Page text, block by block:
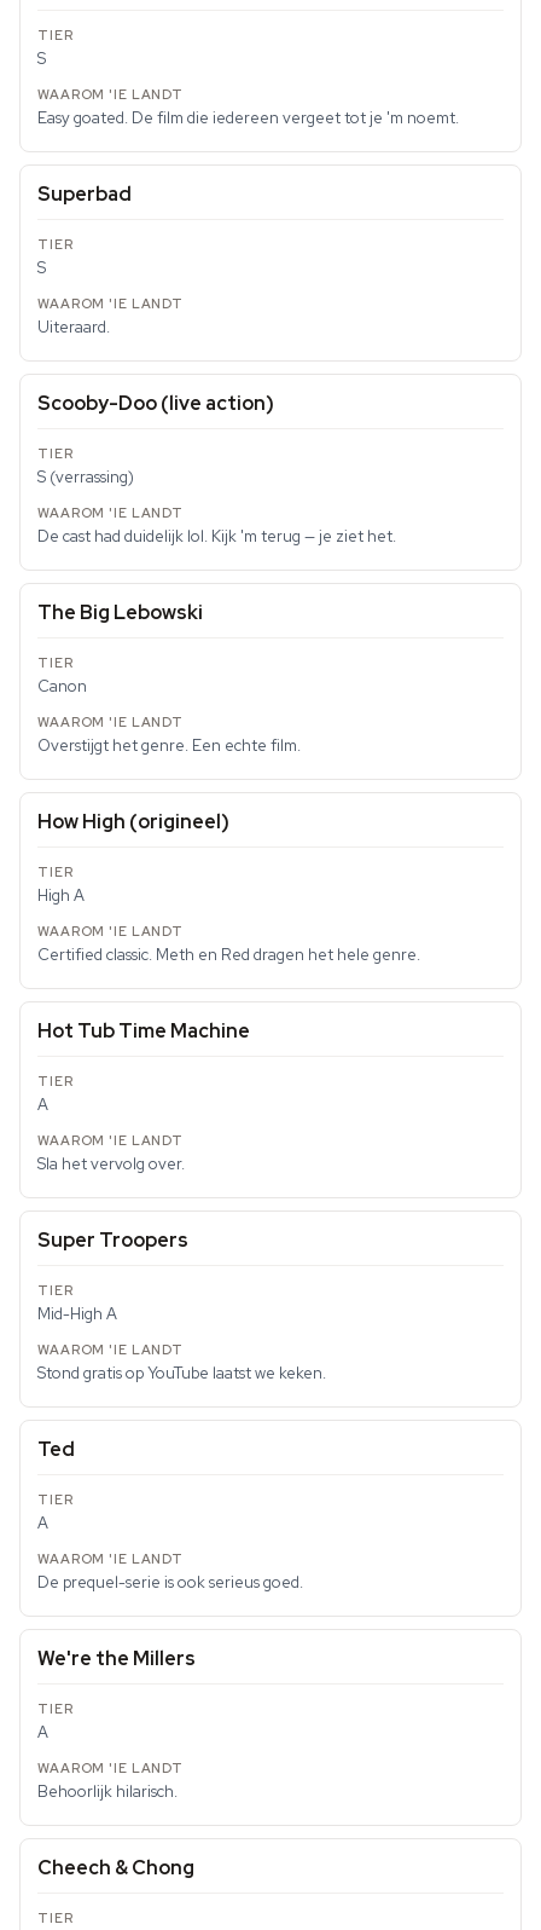
S
Easy goated. De film die iedereen vergeet tot je 'm noemt.
Superbad
S
Uiteraard.
Scooby-Doo (live action)
S (verrassing)
De cast had duidelijk lol. Kijk 'm terug — je ziet het.
The Big Lebowski
Canon
Overstijgt het genre. Een echte film.
How High (origineel)
High A
Certified classic. Meth en Red dragen het hele genre.
Hot Tub Time Machine
A
Sla het vervolg over.
Super Troopers
Mid-High A
Stond gratis op YouTube laatst we keken.
Ted
A
De prequel-serie is ook serieus goed.
We're the Millers
A
Behoorlijk hilarisch.
Cheech & Chong